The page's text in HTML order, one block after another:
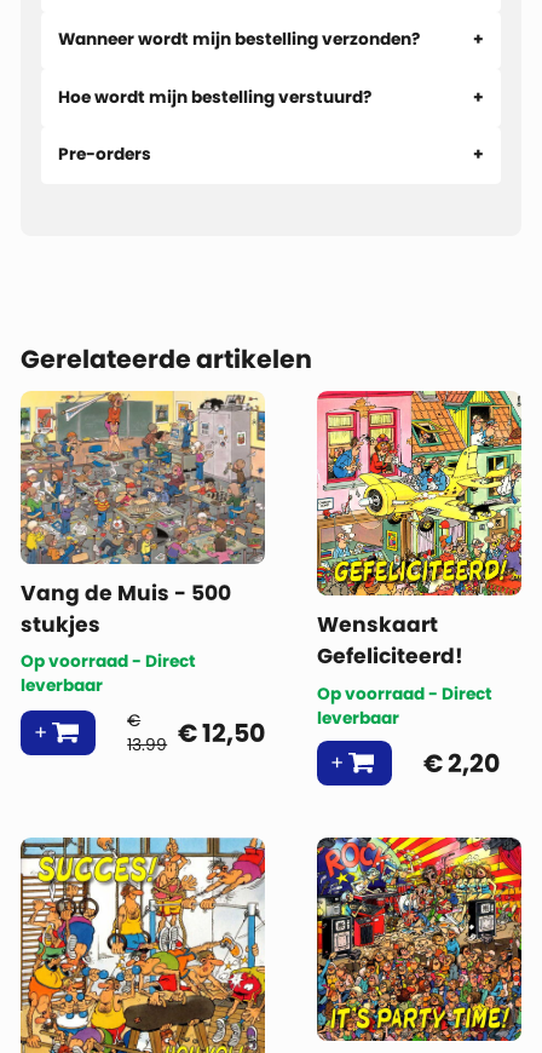
de wedstrijd zelf.
Deze puzzel is al in 1997 getekend, waardoor nog niet alle
volop typische Jan van Haasteren-humor en genoeg
Wanneer wordt mijn bestelling verzonden?
Hoe wordt mijn bestelling verstuurd?
Pre-orders
Gerelateerde artikelen
Vang de Muis - 500
stukjes
Op voorraad - Direct
leverbaar
€
13.99 €12,50
Wenskaart
Gefeliciteerd!
Op voorraad - Direct
leverbaar
€2,20